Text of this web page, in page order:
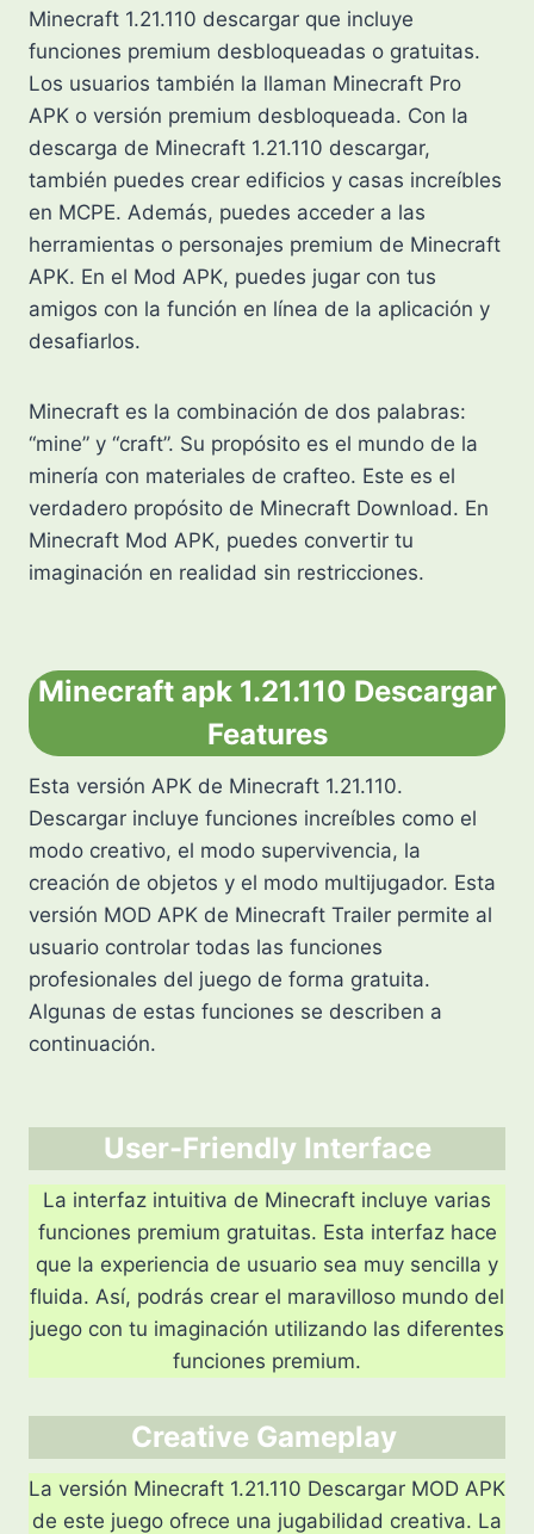
Minecraft 1.21.110 descargar que incluye
funciones premium desbloqueadas o gratuitas.
Los usuarios también la llaman Minecraft Pro
APK o versión premium desbloqueada. Con la
descarga de Minecraft 1.21.110 descargar,
también puedes crear edificios y casas increíbles
en MCPE. Además, puedes acceder a las
herramientas o personajes premium de Minecraft
APK. En el Mod APK, puedes jugar con tus
amigos con la función en línea de la aplicación y
desafiarlos.
Minecraft es la combinación de dos palabras:
“mine” y “craft”. Su propósito es el mundo de la
minería con materiales de crafteo. Este es el
verdadero propósito de Minecraft Download. En
Minecraft Mod APK, puedes convertir tu
imaginación en realidad sin restricciones.
Minecraft apk 1.21.110 Descargar
Features
Esta versión APK de Minecraft 1.21.110.
Descargar incluye funciones increíbles como el
modo creativo, el modo supervivencia, la
creación de objetos y el modo multijugador. Esta
versión MOD APK de Minecraft Trailer permite al
usuario controlar todas las funciones
profesionales del juego de forma gratuita.
Algunas de estas funciones se describen a
continuación.
User-Friendly Interface
La interfaz intuitiva de Minecraft incluye varias
funciones premium gratuitas. Esta interfaz hace
que la experiencia de usuario sea muy sencilla y
fluida. Así, podrás crear el maravilloso mundo del
juego con tu imaginación utilizando las diferentes
funciones premium.
Creative Gameplay
La versión Minecraft 1.21.110 Descargar MOD APK
de este juego ofrece una jugabilidad creativa. La